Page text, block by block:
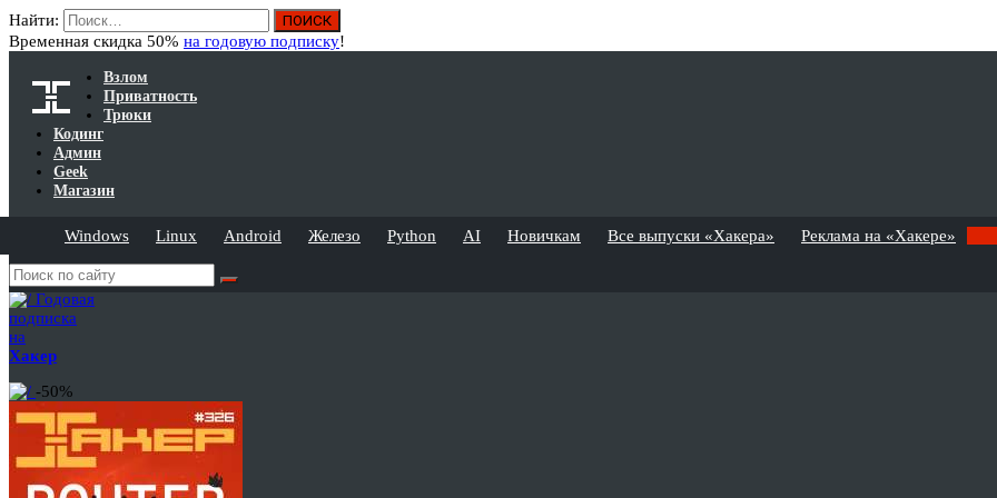
Найти:
Временная скидка 50% на годовую подписку!
Взлом
Приватность
Трюки
Кодинг
Админ
Geek
Магазин
Windows Linux Android Железо Python AI Новичкам Все выпуски «Хакера» Реклама на «Хакере»
Годовая
подписка
на
Хакер
-50%